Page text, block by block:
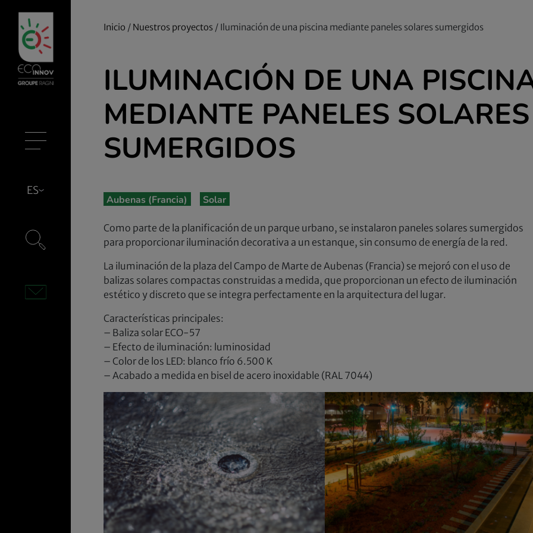
ES
Inicio / Nuestros proyectos/ Iluminación de una piscina mediante paneles solares sumergidos
ILUMINACIÓN DE UNA
MEDIANTE PANELES SOLARES
SUMERGIDOS
Aubenas (Francia) Solar
Como parte de la planificación de un parque urbano, se instalaron paneles solares sumergidos
para proporcionar iluminación decorativa a un estanque, sin consumo de energía de la red.
La iluminación de la plaza del Campo de Marte de Aubenas (Francia) se mejoró con el uso de
balizas solares compactas construidas a medida, que proporcionan un efecto de iluminación
estético y discreto que se integra perfectamente en la arquitectura del lugar.
Características principales:
– Baliza solar ECO-57
– Efecto de iluminación: luminosidad
– Color de los LED: blanco frío 6.500 K
– Acabado a medida en bisel de acero inoxidable (RAL 7044)